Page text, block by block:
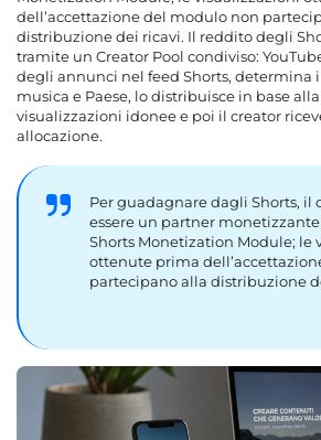
dell’accettazione del modulo non
distribuzione dei ricavi. Il reddito degli
tramite un Creator Pool condiviso:
degli annunci nel feed Shorts, determina
musica e Paese, lo distribuisce in base
visualizzazioni idonee e poi il creator
allocazione.
Per guadagnare dagli Shorts, il
essere un partner
Shorts Monetization Module; le
ottenute prima
partecipano alla distribuzione